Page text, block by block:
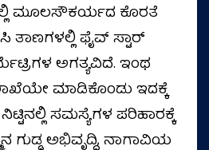
ಮೂಲಸೌಕರ್ಯದ ಕೊರತೆ
ತಾಣಗಳಲ್ಲಿ ಫೈವ್‌ ಸ್ಟಾರ್‌
ಅಗತ್ಯವಿದೆ. ಇಂಥ
ಮಾಡಿಕೊಂಡು ಇದಕ್ಕೆ
ಸಮಸ್ಯೆಗಳ ಪರಿಹಾರಕ್ಕೆ
ಗುಡ್ಡ ಅಭಿವೃದ್ಧಿ, ನಾಗಾವಿಯ